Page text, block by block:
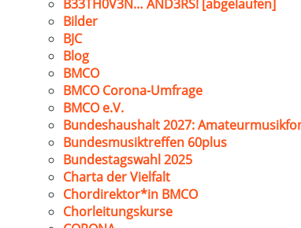
B33TH0V3N… AND3RS! [abgelaufen]
Bilder
BJC
Blog
BMCO
BMCO Corona-Umfrage
BMCO e.V.
Bundeshaushalt 2027:
Bundesmusiktreffen 60plus
Bundestagswahl 2025
Charta der Vielfalt
Chordirektor*in BMCO
Chorleitungskurse